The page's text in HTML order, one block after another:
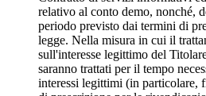
relativo al conto demo, nonché,
periodo previsto dai termini di
legge. Nella misura in cui il
sull'interesse legittimo del
saranno trattati per il tempo
interessi legittimi (in particolare,